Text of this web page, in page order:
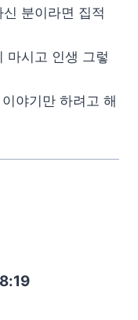
분이라면 집적
마시고 인생 그렇
야기만 하려고 해